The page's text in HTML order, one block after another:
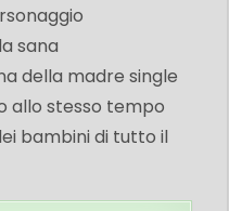
sana
della madre single
allo stesso tempo
bambini di tutto il